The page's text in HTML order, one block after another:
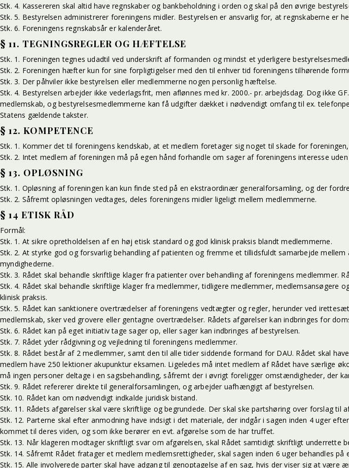
Stk. 4. Kassereren skal altid have regnskaber og bankbeholdning i orden og skal på den øvrige
Stk. 5. Bestyrelsen administrerer foreningens midler. Bestyrelsen er ansvarlig for, at regnskaberne
Stk. 6. Foreningens regnskabsår er kalenderåret.
§ 11. TEGNINGSREGLER OG HÆFTELSE
Stk. 1. Foreningen tegnes udadtil ved underskrift af formanden og mindst et yderligere
Stk. 2. Foreningen hæfter kun for sine forpligtigelser med den til enhver tid foreningens tilhørende
Stk. 3. Der påhviler ikke bestyrelsen eller medlemmerne nogen personlig hæftelse.
Stk. 4. Bestyrelsen arbejder ikke vederlagsfrit, men aflønnes med kr. 2000.- pr. arbejdsdag. Dog ikke
medlemskab, og bestyrelsesmedlemmerne kan få udgifter dækket i nødvendigt omfang til ex.
Statens gældende takster.
§ 12. KOMPETENCE
Stk. 1. Kommer det til foreningens kendskab, at et medlem foretager sig noget til skade for
Stk. 2. Intet medlem af foreningen må på egen hånd forhandle om sager af foreningens interesse
§ 13. OPLØSNING
Stk. 1. Opløsning af foreningen kan kun finde sted på en ekstraordinær generalforsamling, og der
Stk. 2. Såfremt opløsningen vedtages, deles foreningens midler ligeligt mellem medlemmerne.
§ 14 ETISK RÅD
Formål:
Stk. 1. At sikre opretholdelsen af en høj etisk standard og god klinisk praksis blandt medlemmerne.
Stk. 2. At styrke god og forsvarlig behandling af patienten og fremme et tillidsfuldt samarbejde
myndighederne.
Stk. 3. Rådet skal behandle skriftlige klager fra patienter over behandling af foreningens medlemmer.
Stk. 4. Rådet skal behandle skriftlige klager fra medlemmer, tidligere medlemmer,
klinisk praksis.
Stk. 5. Rådet kan sanktionere overtrædelser af foreningens vedtægter og regler, herunder ved
medlemskab, sker ved grovere eller gentagne overtrædelser. Rådets afgørelser kan indbringes for
Stk. 6. Rådet kan på eget initiativ tage sager op, eller sager kan indbringes af bestyrelsen.
Stk. 7. Rådet yder rådgivning og vejledning til foreningens medlemmer.
Stk. 8. Rådet består af 2 medlemmer, samt den til alle tider siddende formand for DAU. Rådet skal
medlem have 250 lektioner akupunktur eksamen. Ligeledes må intet medlem af Rådet have særlige
må ingen personer deltage i en sagsbehandling, såfremt der i øvrigt foreligger omstændigheder, der
Stk. 9. Rådet refererer direkte til generalforsamlingen, og arbejder uafhængigt af bestyrelsen.
Stk. 10. Rådet kan om nødvendigt indkalde juridisk bistand.
Stk. 11. Rådets afgørelser skal være skriftlige og begrundede. Der skal ske partshøring over forslag til
Stk. 12. Parterne skal efter anmodning have indsigt i det materiale, der indgår i sagen inden 4 uger
kommet til deres viden, og som ikke berører en evt. afgørelse som de har truffet.
Stk. 13. Når klageren modtager skriftligt svar om afgørelsen, skal Rådet samtidigt skriftligt underrette
Stk. 14. Såfremt Rådet fratager et medlem medlemsrettigheder, skal sagen inden 6 uger behandles
Stk. 15. Alle involverede parter skal have adgang til genoptagelse af en sag, hvis der viser sig at være